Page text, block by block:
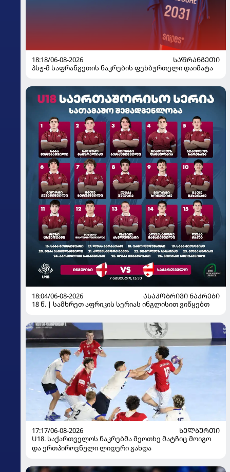
18:18/06-08-2026
ᲡᲐᲤᲠᲐᲜᲒᲔᲗᲘ
პსჟ-მ საფრანგეთის ნაკრების ფეხბურთელი დაიმატა
18:04/06-08-2026
ᲐᲡᲐᲙᲝᲑᲠᲘᲕᲘ ᲜᲐᲙᲠᲔᲑᲘ
18 წ. | სამხრეთ აფრიკის სერიას ინგლისით ვიწყებთ
17:17/06-08-2026
ᲮᲔᲚᲑᲣᲠᲗᲘ
U18. საქართველოს ნაკრებმა მეოთხე მატჩიც მოიგო
და ერთპიროვნული ლიდერი გახდა